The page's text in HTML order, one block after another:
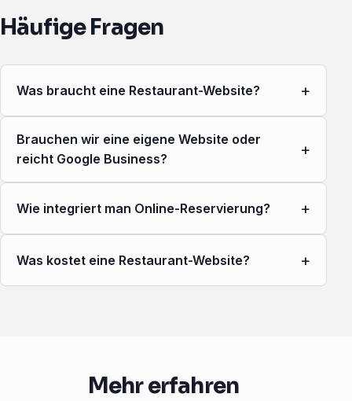
Häufige Fragen
Was braucht eine Restaurant-Website? +
Brauchen wir eine eigene Website oder
reicht Google Business?
+
Wie integriert man Online-Reservierung? +
Was kostet eine Restaurant-Website? +
Mehr erfahren